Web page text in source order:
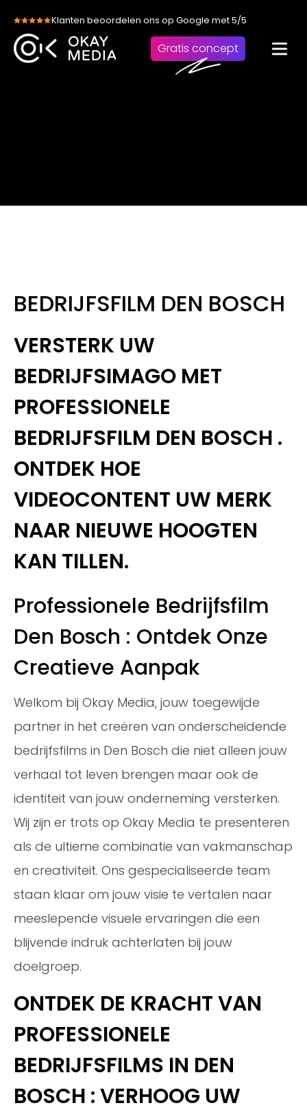
content
Klanten beoordelen ons op Google met 5/5
Gratis concept
BEDRIJFSFILM DEN BOSCH
VERSTERK UW
BEDRIJFSIMAGO MET
PROFESSIONELE
BEDRIJFSFILM DEN BOSCH .
ONTDEK HOE
VIDEOCONTENT UW MERK
NAAR NIEUWE HOOGTEN
KAN TILLEN.
Professionele Bedrijfsfilm
Den Bosch : Ontdek Onze
Creatieve Aanpak
Welkom bij Okay Media, jouw toegewijde
partner in het creëren van onderscheidende
bedrijfsfilms in Den Bosch die niet alleen jouw
verhaal tot leven brengen maar ook de
identiteit van jouw onderneming versterken.
Wij zijn er trots op Okay Media te presenteren
als de ultieme combinatie van vakmanschap
en creativiteit. Ons gespecialiseerde team
staan klaar om jouw visie te vertalen naar
meeslepende visuele ervaringen die een
blijvende indruk achterlaten bij jouw
doelgroep.
ONTDEK DE KRACHT VAN
PROFESSIONELE
BEDRIJFSFILMS IN DEN
BOSCH : VERHOOG UW